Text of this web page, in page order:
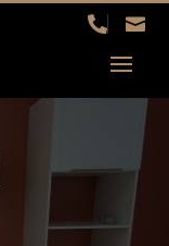
 